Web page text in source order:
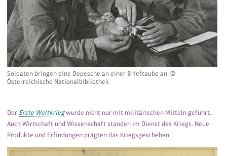
Soldaten bringen eine Depesche an einer Brieftaube an. ©
Österreichische Nationalbibliothek
Der Erste Weltkriegwurde nicht nur mit militärischen Mitteln geführt.
Auch Wirtschaft und Wissenschaft standen im Dienst des Kriegs. Neue
Produkte und Erfindungen prägten das Kriegsgeschehen.